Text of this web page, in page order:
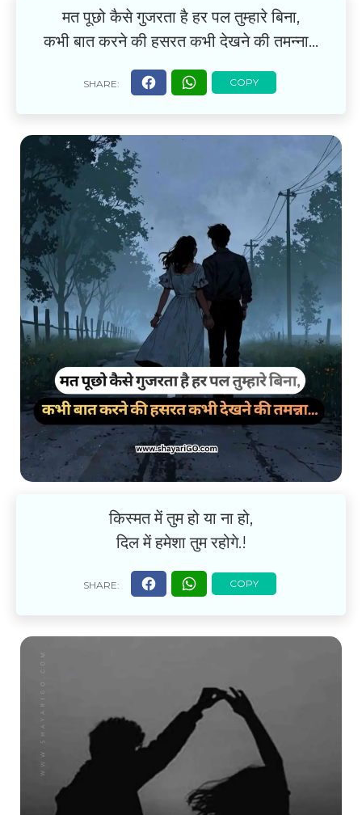
मत पूछो कैसे गुजरता है हर पल तुम्हारे बिना,
कभी बात करने की हसरत कभी देखने की तमन्ना…
किस्मत में तुम हो या ना हो,
दिल में हमेशा तुम रहोगे.!